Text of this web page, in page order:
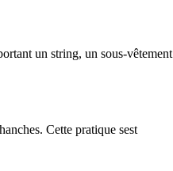
un string, un sous-vêtement
Cette pratique sest